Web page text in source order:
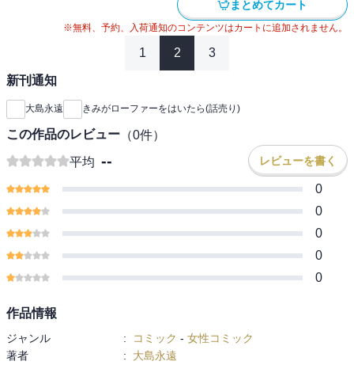
まとめてカート
※無料、予約、入荷通知のコンテンツはカートに追加されません。
1 2 3
新刊通知
大島永遠 きみがローファーをはいたら(話売り)
この作品のレビュー （0件）
平均 -- レビューを書く
0
0
0
0
0
作品情報
ジャンル : コミック - 女性コミック
著者
:
大島永遠